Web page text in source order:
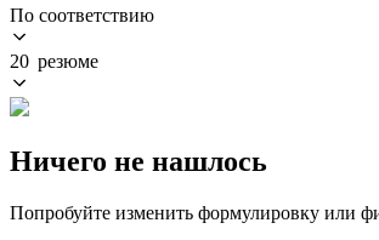
По соответствию
20 резюме
Ничего не нашлось
Попробуйте изменить формулировку или